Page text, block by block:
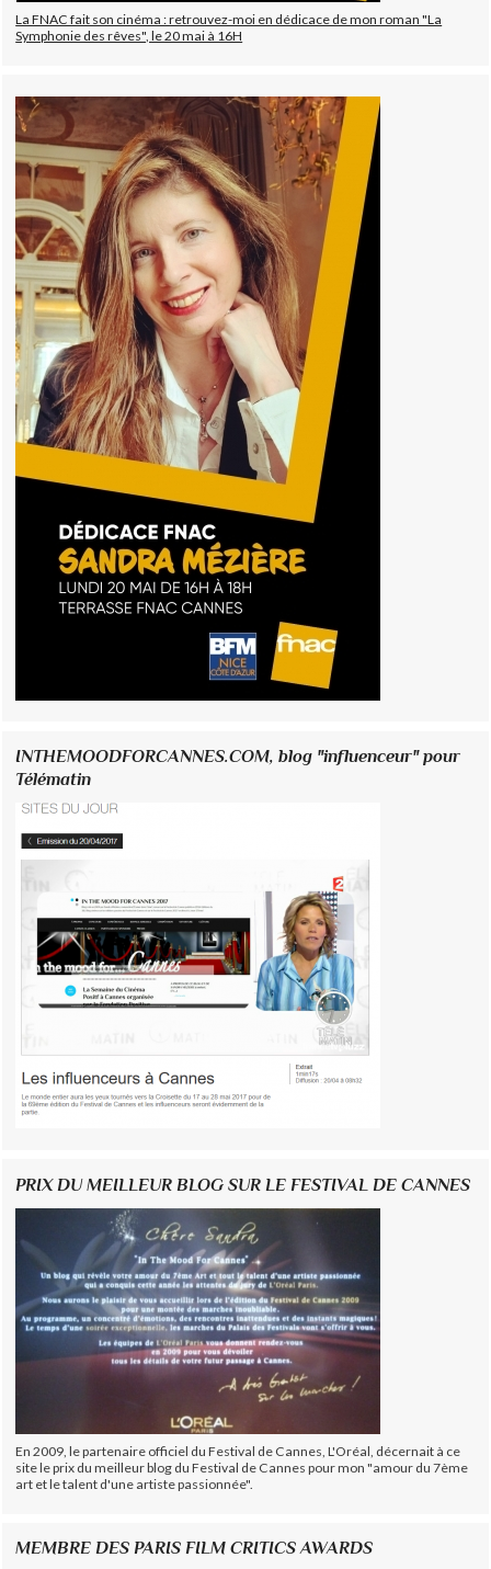
La FNAC fait son cinéma : retrouvez-moi en dédicace de mon roman "La
Symphonie des rêves", le 20 mai à 16H
INTHEMOODFORCANNES.COM, blog "influenceur" pour
Télématin
PRIX DU MEILLEUR BLOG SUR LE FESTIVAL DE CANNES
En 2009, le partenaire officiel du Festival de Cannes, L'Oréal, décernait à ce
site le prix du meilleur blog du Festival de Cannes pour mon "amour du 7ème
art et le talent d'une artiste passionnée".
MEMBRE DES PARIS FILM CRITICS AWARDS